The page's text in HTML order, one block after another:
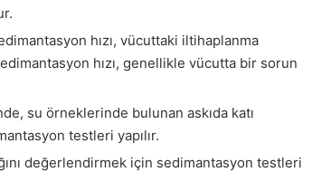
hızı, vücuttaki iltihaplanma
hızı, genellikle vücutta bir sorun
su örneklerinde bulunan askıda katı
testleri yapılır.
değerlendirmek için sedimantasyon testleri